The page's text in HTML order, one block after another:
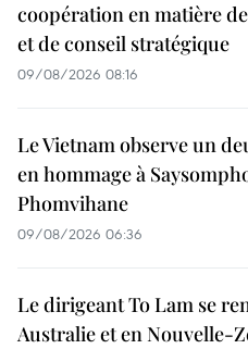
coopération en matière
et de conseil stratégique
09/08/2026 08:16
Le Vietnam observe un
en hommage à
Phomvihane
09/08/2026 06:36
Le dirigeant To Lam se
Australie et en Nouvelle-